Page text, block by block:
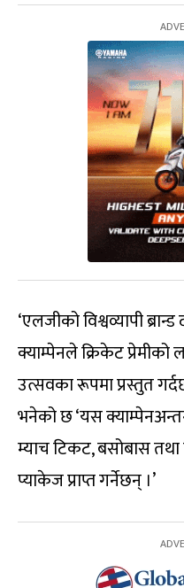
‘एलजीको विश्वव्यापी
क्याम्पेनले क्रिकेट प्रेमीको
उत्सवका रूपमा प्रस्तुत
भनेको छ ‘यस
म्याच टिकट, बसोबास
प्याकेज प्राप्त गर्नेछन् ।’